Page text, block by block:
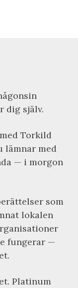
dig själv.
Torkild
lämnar med
— i morgon
som
lokalen
fungerar —
Platinum